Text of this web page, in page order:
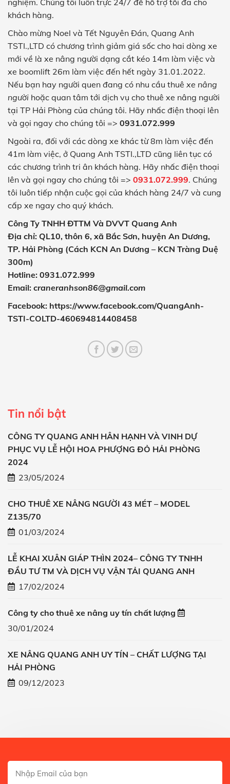
nghiệm. Chúng tôi luôn trực 24/7 để hỗ trợ tối đa cho
khách hàng.
Chào mừng Noel và Tết Nguyên Đán, Quang Anh
TSTI.,LTD có chương trình giảm giá sốc cho hai dòng xe
mới về là xe nâng người dạng cắt kéo 14m làm việc và
xe boomlift 26m làm việc đến hết ngày 31.01.2022.
Nếu bạn hay người quen đang có nhu cầu thuê xe nâng
người hoặc quan tâm tới dịch vụ cho thuê xe nâng người
tại TP Hải Phòng của chúng tôi. Hãy nhấc điện thoại lên
và gọi ngay cho chúng tôi => 0931.072.999
Ngoài ra, đối với các dòng xe khác từ 8m làm việc đến
41m làm việc, ở Quang Anh TSTI.,LTD cũng liên tục có
các chương trình tri ân khách hàng. Hãy nhấc điện thoại
lên và gọi ngay cho chúng tôi => 0931.072.999. Chúng
tôi luôn tiếp nhận cuộc gọi của khách hàng 24/7 và cung
cấp xe ngay cho quý khách.
Công Ty TNHH ĐTTM Và DVVT Quang Anh
Địa chỉ: QL10, thôn 6, xã Bắc Sơn, huyện An Dương,
TP. Hải Phòng (Cách KCN An Dương – KCN Tràng Duệ
300m)
Hotline: 0931.072.999
Email: craneranhson86@gmail.com
Facebook: https://www.facebook.com/QuangAnh-
TSTI-COLTD-460694814408458
Tin nổi bật
CÔNG TY QUANG ANH HÂN HẠNH VÀ VINH DỰ
PHỤC VỤ LỄ HỘI HOA PHƯỢNG ĐỎ HẢI PHÒNG
2024
23/05/2024
CHO THUÊ XE NÂNG NGƯỜI 43 MÉT – MODEL
Z135/70
01/03/2024
LỄ KHAI XUÂN GIÁP THÌN 2024– CÔNG TY TNHH
ĐẦU TƯ TM VÀ DỊCH VỤ VẬN TẢI QUANG ANH
17/02/2024
Công ty cho thuê xe nâng uy tín chất lượng
30/01/2024
XE NÂNG QUANG ANH UY TÍN – CHẤT LƯỢNG TẠI
HẢI PHÒNG
09/12/2023